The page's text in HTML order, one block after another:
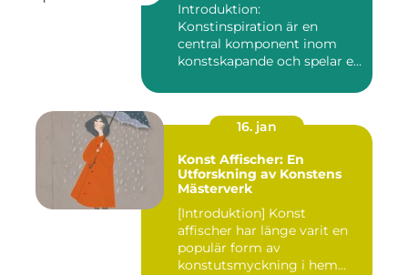
Introduktion:
Konstinspiration är en
central komponent inom
konstskapande och spelar en
16. jan
Konst Affischer: En
Utforskning av Konstens
Mästerverk
[Introduktion] Konst
affischer har länge varit en
populär form av
konstutsmyckning i hem